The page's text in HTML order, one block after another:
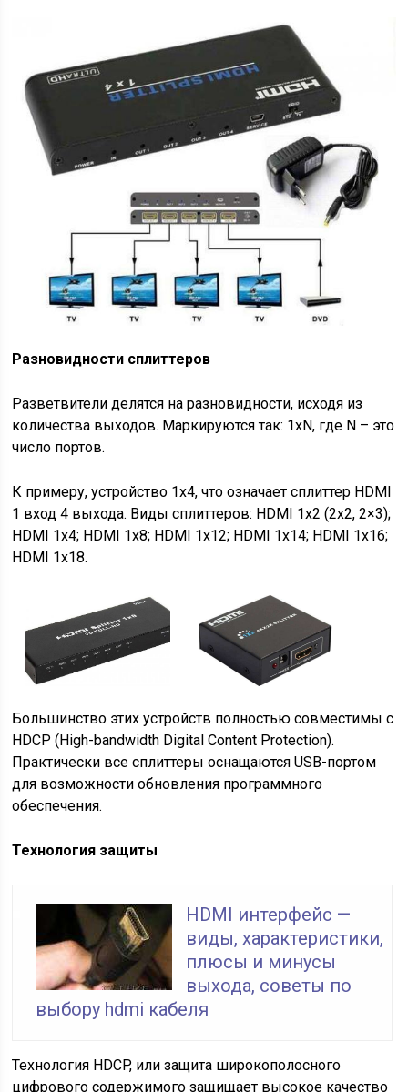
Разновидности сплиттеров
Разветвители делятся на разновидности, исходя из
количества выходов. Маркируются так: 1xN, где N – это
число портов.
К примеру, устройство 1х4, что означает сплиттер HDMI
1 вход 4 выхода. Виды сплиттеров: HDMI 1х2 (2х2, 2×3);
HDMI 1х4; HDMI 1х8; HDMI 1х12; HDMI 1х14; HDMI 1х16;
HDMI 1х18.
Большинство этих устройств полностью совместимы с
HDCP (High-bandwidth Digital Content Protection).
Практически все сплиттеры оснащаются USB-портом
для возможности обновления программного
обеспечения.
Технология защиты
HDMI интерфейс —
виды, характеристики,
плюсы и минусы
выхода, советы по
выбору hdmi кабеля
Технология HDCP, или защита широкополосного
цифрового содержимого защищает высокое качество